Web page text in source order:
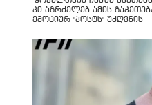
კი აგრძელებ ამის
ემოციურ "პოსტს" უძღვნის